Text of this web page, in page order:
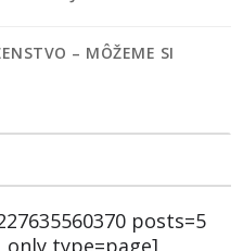
– MÔŽEME SI
posts=5
type=page]